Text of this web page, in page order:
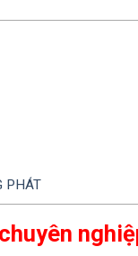
PHÁT